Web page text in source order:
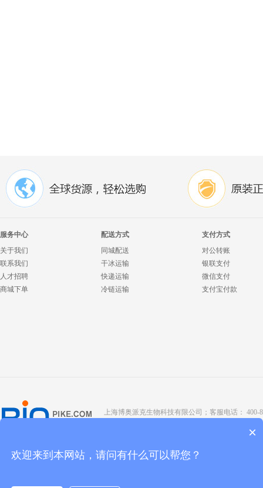
服务中心
关于我们
联系我们
人才招聘
商城下单
配送方式
同城配送
干冰运输
快递运输
冷链运输
支付方式
对公转账
银联支付
微信支付
支付宝付款
上海博奥派克生物科技有限公司；客服电话： 400-
京ICP备
×
欢迎来到本网站，请问有什么可以帮您？